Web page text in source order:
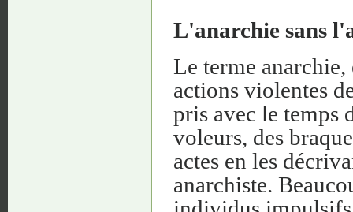
L'anarchie sans
Le terme anarchie,
actions violentes
pris avec le temps
voleurs, des
actes en les
anarchiste.